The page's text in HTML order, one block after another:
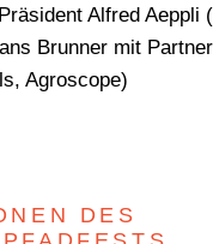
Alfred Aeppli
Brunner mit
Agroscope)
DES